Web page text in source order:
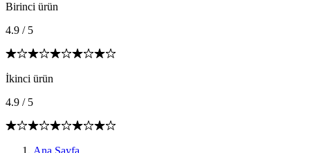
Birinci ürün
4.9 / 5
İkinci ürün
4.9 / 5
Ana Sayfa